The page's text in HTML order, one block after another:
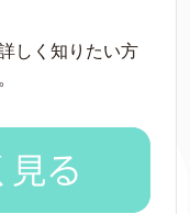
しく知りたい方